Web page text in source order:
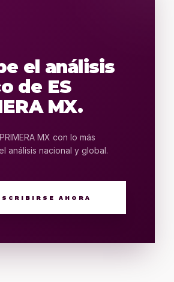
el análisis
de ES
MX.
MX con lo más
análisis nacional y global.
AHORA